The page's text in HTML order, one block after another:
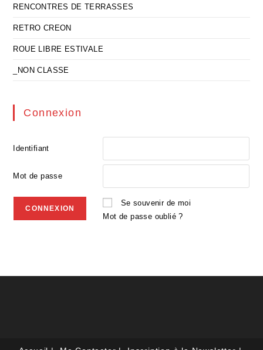
RENCONTRES DE TERRASSES
RETRO CREON
ROUE LIBRE ESTIVALE
_NON CLASSE
Connexion
Identifiant
Mot de passe
Se souvenir de moi
Mot de passe oublié ?